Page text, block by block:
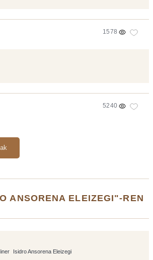
1578
5240
ANSORENA ELEIZEGI"-REN
Isidro Ansorena Eleizegi